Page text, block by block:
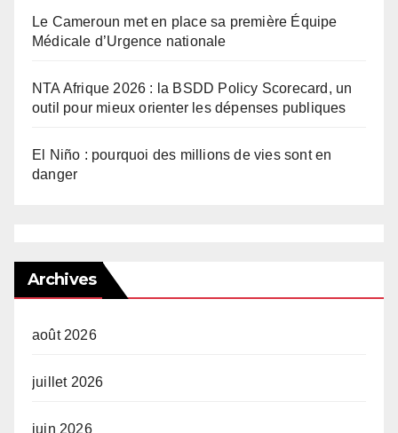
Le Cameroun met en place sa première Équipe
Médicale d’Urgence nationale
NTA Afrique 2026 : la BSDD Policy Scorecard, un
outil pour mieux orienter les dépenses publiques
El Niño : pourquoi des millions de vies sont en
danger
Archives
août 2026
juillet 2026
juin 2026